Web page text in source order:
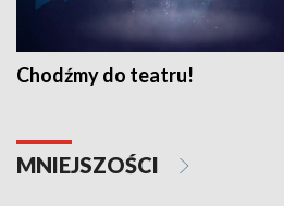
Chodźmy do teatru!
MNIEJSZOŚCI